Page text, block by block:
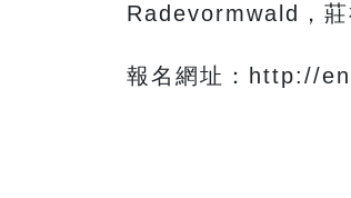
Radevormwald，莊
報名網址：http://